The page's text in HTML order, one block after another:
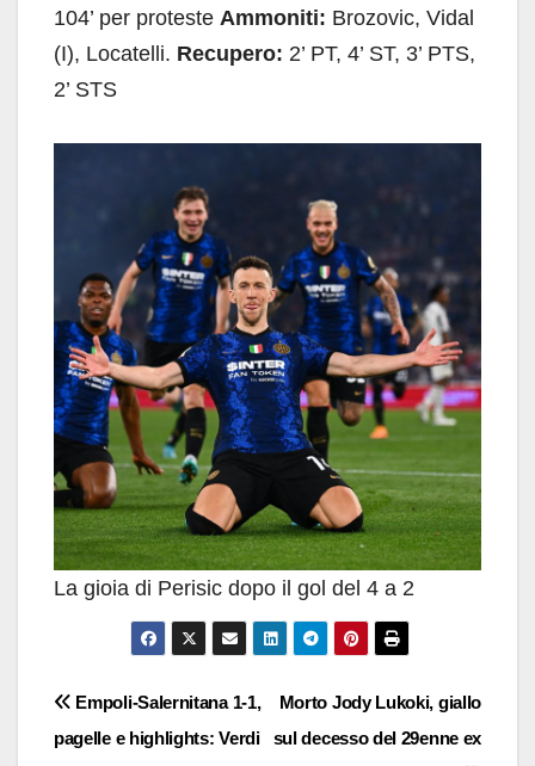
104’ per proteste Ammoniti: Brozovic, Vidal
(I), Locatelli. Recupero: 2’ PT, 4’ ST, 3’ PTS,
2’ STS
La gioia di Perisic dopo il gol del 4 a 2
Navigazione
articoli
Morto Jody Lukoki, giallo
sul decesso del 29enne ex
Empoli-Salernitana 1-1,
pagelle e highlights: Verdi